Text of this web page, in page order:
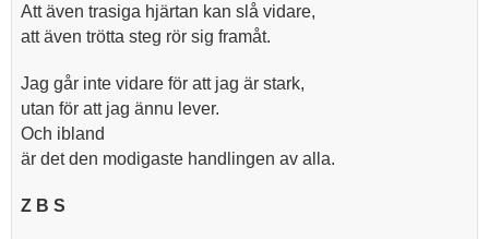
Att även trasiga hjärtan kan slå vidare,
att även trötta steg rör sig framåt.
Jag går inte vidare för att jag är stark,
utan för att jag ännu lever.
Och ibland
är det den modigaste handlingen av alla.
Z B S